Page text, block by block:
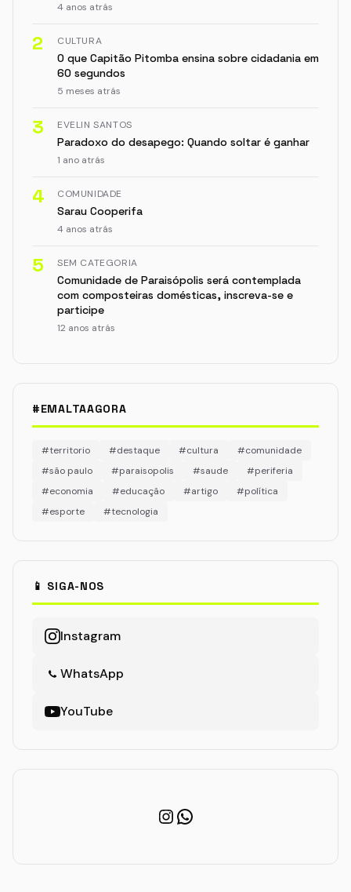
4 anos atrás
2 CULTURA
O que Capitão Pitomba ensina sobre cidadania em
60 segundos
5 meses atrás
3 EVELIN SANTOS
Paradoxo do desapego: Quando soltar é ganhar
1 ano atrás
4 COMUNIDADE
Sarau Cooperifa
4 anos atrás
5 SEM CATEGORIA
Comunidade de Paraisópolis será contemplada
com composteiras domésticas, inscreva-se e
participe
12 anos atrás
#EMALTAAGORA
#territorio #destaque #cultura
#comunidade
#são paulo
#paraisopolis #saude
#periferia
#economia
#educação #artigo
#política
#esporte
#tecnologia
📱 SIGA-NOS
Instagram
WhatsApp
YouTube
Instagram
WhatsApp